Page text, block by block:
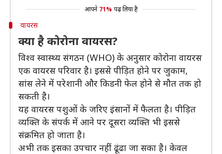
आपने 71% पढ़ लिया है
वायरस
क्या है कोरोना वायरस?
विश्व स्वास्थ्य संगठन (WHO) के अनुसार कोरोना वायरस
एक वायरस परिवार है। इससे पीड़ित होने पर जुकाम,
सांस लेने में परेशानी और किडनी फेल होने से मौत तक हो
सकती है।
यह वायरस पशुओं के जरिए इंसानों में फैलता है। पीड़ित
व्यक्ति के संपर्क में आने पर दूसरा व्यक्ति भी इससे
संक्रमित हो जाता है।
अभी तक इसका उपचार नहीं ढूंढा जा सका है। केवल